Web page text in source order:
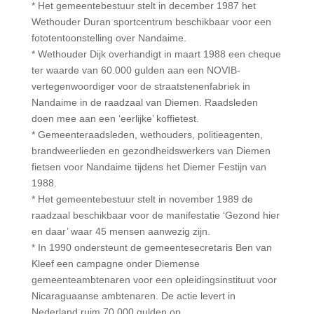
* Het gemeentebestuur stelt in december 1987 het
Wethouder Duran sportcentrum beschikbaar voor een
fototentoonstelling over Nandaime.
* Wethouder Dijk overhandigt in maart 1988 een cheque
ter waarde van 60.000 gulden aan een NOVIB-
vertegenwoordiger voor de straatstenenfabriek in
Nandaime in de raadzaal van Diemen. Raadsleden
doen mee aan een ‘eerlijke’ koffietest.
* Gemeenteraadsleden, wethouders, politieagenten,
brandweerlieden en gezondheidswerkers van Diemen
fietsen voor Nandaime tijdens het Diemer Festijn van
1988.
* Het gemeentebestuur stelt in november 1989 de
raadzaal beschikbaar voor de manifestatie ‘Gezond hier
en daar’ waar 45 mensen aanwezig zijn.
* In 1990 ondersteunt de gemeentesecretaris Ben van
Kleef een campagne onder Diemense
gemeenteambtenaren voor een opleidingsinstituut voor
Nicaraguaanse ambtenaren. De actie levert in